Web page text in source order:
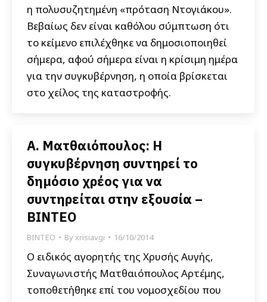
η πολυσυζητημένη «πρόταση Ντογιάκου».
Βεβαίως δεν είναι καθόλου σύμπτωση ότι
το κείμενο επιλέχθηκε να δημοσιοποιηθεί
σήμερα, αφού σήμερα είναι η κρίσιμη ημέρα
για την συγκυβέρνηση, η οποία βρίσκεται
στο χείλος της καταστροφής.
Α. Ματθαιόπουλος: Η
συγκυβέρνηση συντηρεί το
δημόσιο χρέος για να
συντηρείται στην εξουσία –
ΒΙΝΤΕΟ
ΒΙΝΤΕΟ Byxrisiavgi 16/10/2014
Ο ειδικός αγορητής της Χρυσής Αυγής,
Συναγωνιστής Ματθαιόπουλος Αρτέμης,
τοποθετήθηκε επί του νομοσχεδίου που